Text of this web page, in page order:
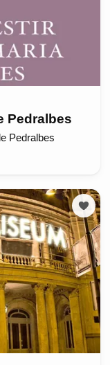
Pedralbes
Pedralbes